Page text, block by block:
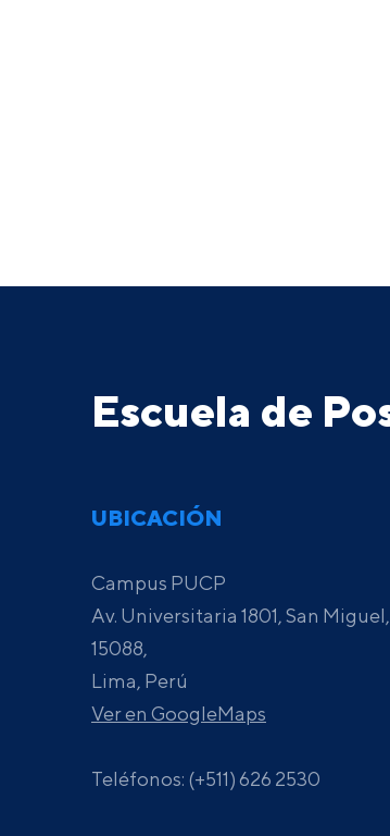
Escuela de
UBICACIÓN
Campus PUCP
Av. Universitaria 1801, San Miguel,
15088,
Lima, Perú
Ver en GoogleMaps
Teléfonos: (+511) 626 2530